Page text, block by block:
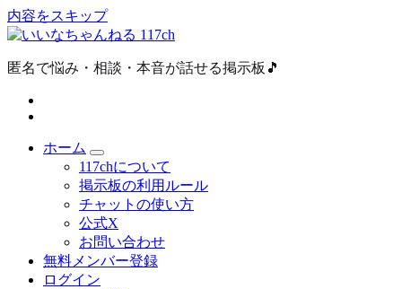
内容をスキップ
匿名で悩み・相談・本音が話せる掲示板🎵
ホーム
117chについて
掲示板の利用ルール
チャットの使い方
公式X
お問い合わせ
無料メンバー登録
ログイン